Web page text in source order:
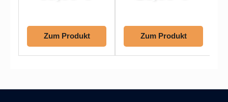
Zum Produkt Zum Produkt